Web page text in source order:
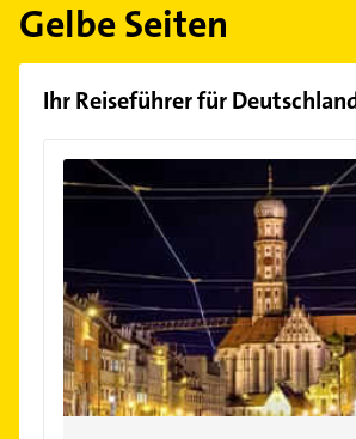
Gelbe Seiten
Ihr Reiseführer für